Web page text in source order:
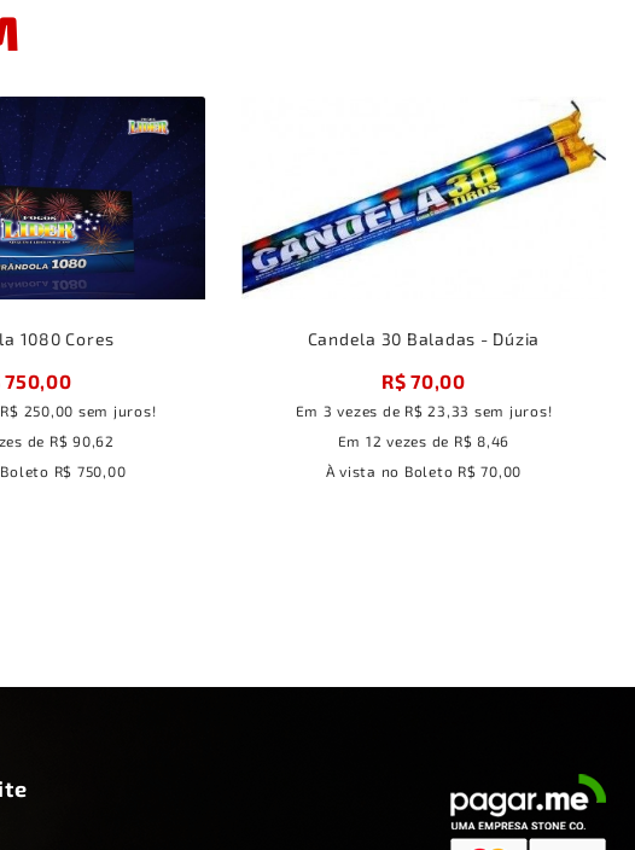
1080 Cores
750,00
R$ 250,00 sem juros!
de R$ 90,62
R$ 750,00
Candela 30 Baladas - Dúzia
R$ 70,00
Em 3 vezes de R$ 23,33 sem juros!
Em 12 vezes de R$ 8,46
À vista no Boleto R$ 70,00